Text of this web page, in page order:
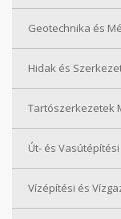
Geotechnika és
Hidak és
Tartószerkezetek
Út- és
Vízépítési és